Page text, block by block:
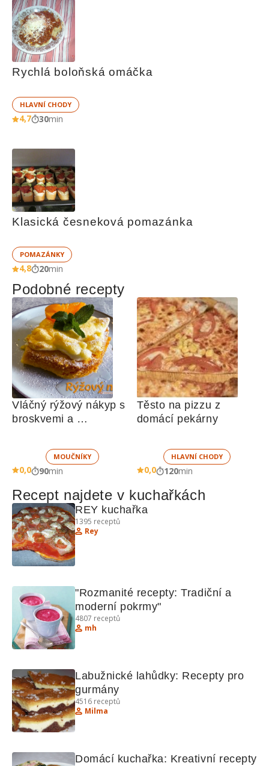
Rychlá boloňská omáčka
HLAVNÍ CHODY
4,7 30min
Klasická česneková pomazánka
POMAZÁNKY
4,8 20min
Podobné recepty
Vláčný rýžový nákyp s
broskvemi a
MOUČNÍKY
0,0 90min
Těsto na pizzu z
domácí pekárny
HLAVNÍ CHODY
0,0 120min
Recept najdete v kuchařkách
REY kuchařka
1395 receptů
Rey
"Rozmanité recepty: Tradiční a
moderní pokrmy"
4807 receptů
mh
Labužnické lahůdky: Recepty pro
gurmány
4516 receptů
Milma
Domácí kuchařka: Kreativní recepty